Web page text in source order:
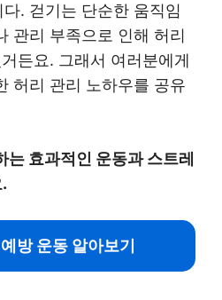
. 걷기는 단순한 움직임
관리 부족으로 인해 허리
든요. 그래서 여러분에게
허리 관리 노하우를 공유
는 효과적인 운동과 스트레
방 운동 알아보기